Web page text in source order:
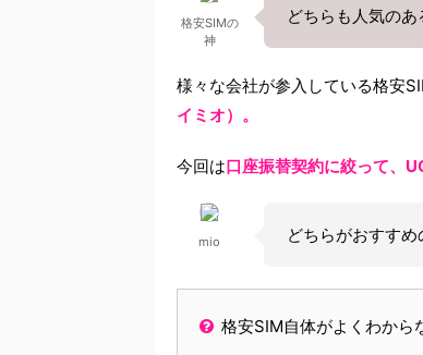
格安SIMの
神
どちらも人気のあ
様々な会社が参入している格安
イミオ）。
今回は口座振替契約に絞って、
mio どちらがおすす
格安SIM自体がよくわから